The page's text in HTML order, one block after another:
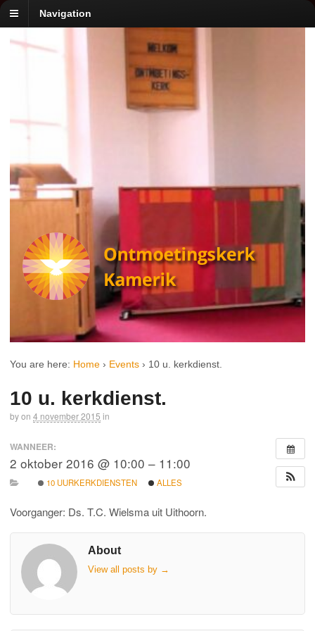
Navigation
You are here: Home › Events › 10 u. kerkdienst.
10 u. kerkdienst.
byon 4 november 2015 in
WANNEER:
2 oktober 2016 @ 10:00 – 11:00
10 UURKERKDIENSTEN ALLES
Voorganger: Ds. T.C. Wielsma uit Uithoorn.
About
View all posts by →